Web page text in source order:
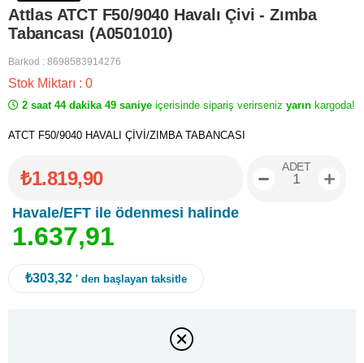
Attlas ATCT F50/9040 Havalı Çivi - Zımba
Tabancası (A0501010)
Barkod : 8698583914276
Stok Miktarı : 0
2 saat 44 dakika 49 saniye içerisinde sipariş verirseniz yarın kargoda!
ATCT F50/9040 HAVALI ÇİVİ/ZIMBA TABANCASI
₺1.819,90
Havale/EFT ile ödenmesi halinde
1.637,91
ADET
₺303,32 ' den başlayan taksitle